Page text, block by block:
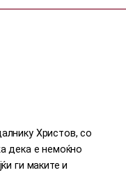
Христов, со
дека е немоќно
ги маките и